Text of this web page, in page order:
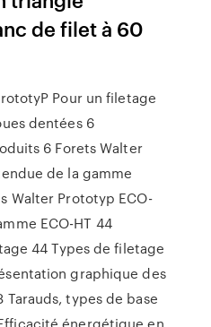
de filet à 60
Pour un filetage
dentées 6
6 Forets Walter
de la gamme
Walter Prototyp ECO-
ECO-HT 44
44 Types de filetage
graphique des
types de base
énergétique en